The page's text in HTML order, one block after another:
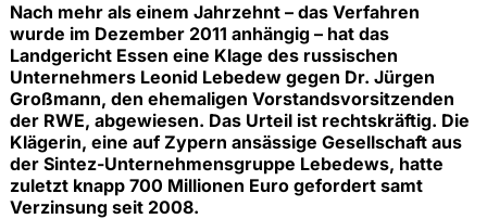
Nach mehr als einem Jahrzehnt – das Verfahren
wurde im Dezember 2011 anhängig – hat das
Landgericht Essen eine Klage des russischen
Unternehmers Leonid Lebedew gegen Dr. Jürgen
Großmann, den ehemaligen Vorstandsvorsitzenden
der RWE, abgewiesen. Das Urteil ist rechtskräftig. Die
Klägerin, eine auf Zypern ansässige Gesellschaft aus
der Sintez-Unternehmensgruppe Lebedews, hatte
zuletzt knapp 700 Millionen Euro gefordert samt
Verzinsung seit 2008.